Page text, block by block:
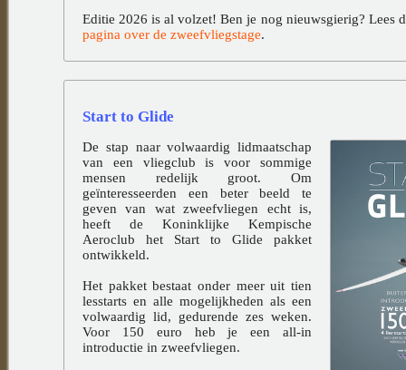
Editie 2026 is al volzet! Ben je nog nieuwsgierig? Lees
pagina over de zweefvliegstage.
Start to Glide
De stap naar volwaardig lidmaatschap
van een vliegclub is voor sommige
mensen redelijk groot. Om
geïnteresseerden een beter beeld te
geven van wat zweefvliegen echt is,
heeft de Koninklijke Kempische
Aeroclub het Start to Glide pakket
ontwikkeld.
Het pakket bestaat onder meer uit tien
lesstarts en alle mogelijkheden als een
volwaardig lid, gedurende zes weken.
Voor 150 euro heb je een all-in
introductie in zweefvliegen.